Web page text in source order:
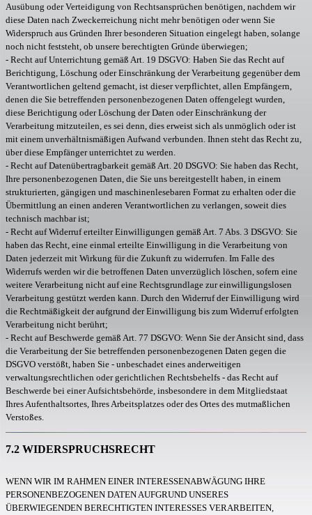
Ausübung oder Verteidigung von Rechtsansprüchen benötigen, nachdem wir
diese Daten nach Zweckerreichung nicht mehr benötigen oder wenn Sie
Widerspruch aus Gründen Ihrer besonderen Situation eingelegt haben, solange
noch nicht feststeht, ob unsere berechtigten Gründe überwiegen;
- Recht auf Unterrichtung gemäß Art. 19 DSGVO: Haben Sie das Recht auf
Berichtigung, Löschung oder Einschränkung der Verarbeitung gegenüber dem
Verantwortlichen geltend gemacht, ist dieser verpflichtet, allen Empfängern,
denen die Sie betreffenden personenbezogenen Daten offengelegt wurden,
diese Berichtigung oder Löschung der Daten oder Einschränkung der
Verarbeitung mitzuteilen, es sei denn, dies erweist sich als unmöglich oder ist
mit einem unverhältnismäßigen Aufwand verbunden. Ihnen steht das Recht zu,
über diese Empfänger unterrichtet zu werden.
- Recht auf Datenübertragbarkeit gemäß Art. 20 DSGVO: Sie haben das Recht,
Ihre personenbezogenen Daten, die Sie uns bereitgestellt haben, in einem
strukturierten, gängigen und maschinenlesebaren Format zu erhalten oder die
Übermittlung an einen anderen Verantwortlichen zu verlangen, soweit dies
technisch machbar ist;
- Recht auf Widerruf erteilter Einwilligungen gemäß Art. 7 Abs. 3 DSGVO: Sie
haben das Recht, eine einmal erteilte Einwilligung in die Verarbeitung von
Daten jederzeit mit Wirkung für die Zukunft zu widerrufen. Im Falle des
Widerrufs werden wir die betroffenen Daten unverzüglich löschen, sofern eine
weitere Verarbeitung nicht auf eine Rechtsgrundlage zur einwilligungslosen
Verarbeitung gestützt werden kann. Durch den Widerruf der Einwilligung wird
die Rechtmäßigkeit der aufgrund der Einwilligung bis zum Widerruf erfolgten
Verarbeitung nicht berührt;
- Recht auf Beschwerde gemäß Art. 77 DSGVO: Wenn Sie der Ansicht sind, dass
die Verarbeitung der Sie betreffenden personenbezogenen Daten gegen die
DSGVO verstößt, haben Sie - unbeschadet eines anderweitigen
verwaltungsrechtlichen oder gerichtlichen Rechtsbehelfs - das Recht auf
Beschwerde bei einer Aufsichtsbehörde, insbesondere in dem Mitgliedstaat
Ihres Aufenthaltsortes, Ihres Arbeitsplatzes oder des Ortes des mutmaßlichen
Verstoßes.
7.2 WIDERSPRUCHSRECHT
WENN WIR IM RAHMEN EINER INTERESSENABWÄGUNG IHRE
PERSONENBEZOGENEN DATEN AUFGRUND UNSERES
ÜBERWIEGENDEN BERECHTIGTEN INTERESSES VERARBEITEN,